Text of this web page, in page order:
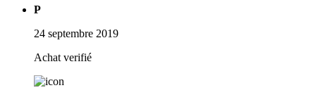
P
24 septembre 2019
Achat verifié